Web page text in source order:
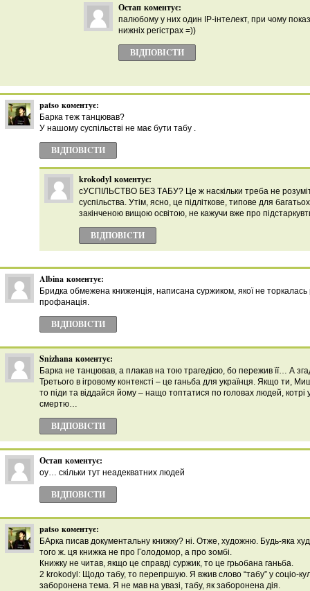
Остап коментує:
палюбому у них один IP-інтелект, при чому
нижніх регістрах =))
ВІДПОВІCТИ
patso коментує:
Барка теж танцював?
У нашому суспільстві не має бути табу .
ВІДПОВІCТИ
krokodyl коментує:
сУСПІЛЬСТВО БЕЗ ТАБУ? Це ж наскільки треба не
суспільства. Утім, ясно, це підліткове, типове для багатьох
закінченою вищою освітою, не кажучи вже про
ВІДПОВІCТИ
Albina коментує:
Бридка обмежена книженція, написана суржиком, якої не торкалaсь
профанація.
ВІДПОВІCТИ
Snizhana коментує:
Барка не танцював, а плакав на тою трагедією, бо пережив її… А
Третього в ігровому контексті – це ганьба для українця. Якщо ти,
то піди та віддайся йому – нащо топтатися по головах людей,
смертю…
ВІДПОВІCТИ
Остап коментує:
оу… скільки тут неадекватних людей
ВІДПОВІCТИ
patso коментує:
БАрка писав документальну книжку? ні. Отже, художню. Будь-яка
того ж. ця книжка не про Голодомор, а про зомбі.
Книжку не читав, якщо це справді суржик, то це грьобана ганьба.
2 krokodyl: Щодо табу, то перепршую. Я вжив слово “табу” у соціо-
заборонена тема. Я не мав на увазі, табу, як заборонена дія.